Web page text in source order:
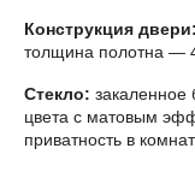
Конструкция двери:
толщина полотна —
Стекло: закаленное
цвета с матовым
приватность в